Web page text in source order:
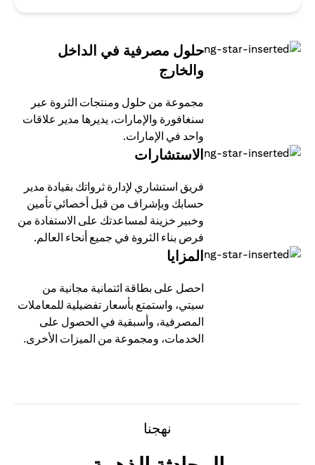
حلول مصرفية في الداخل
والخارج
مجموعة من حلول ومنتجات الثروة عبر
سنغافورة والإمارات، يديرها مدير علاقات
واحد في الإمارات.
الاستشارات
فريق استشاري لإدارة ثرواتك بقيادة مدير
حسابك وبإشراف من قبل أخصائي تأمين
وخبير خزينة لمساعدتك على الاستفادة من
فرص بناء الثروة في جميع أنحاء العالم.
المزايا
احصل على بطاقة ائتمانية مجانية من
سيتي، واستمتع بأسعار تفضيلية للمعاملات
المصرفية، وأسبقية في الحصول على
الخدمات، ومجموعة من الميزات الأخرى.
نهجنا